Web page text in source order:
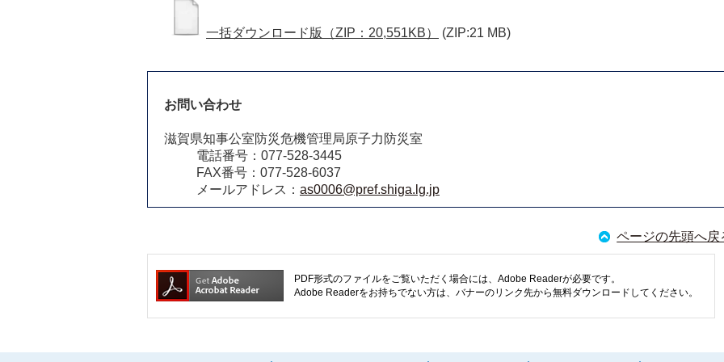
一括ダウンロード版（ZIP：20,551KB） (ZIP:21 MB)
お問い合わせ
滋賀県知事公室防災危機管理局原子力防災室
電話番号：077-528-3445
FAX番号：077-528-6037
メールアドレス： as0006@pref.shiga.lg.jp
ページの先頭へ戻
PDF形式のファイルをご覧いただく場合には、Adobe Readerが必要です。
Adobe Readerをお持ちでない方は、バナーのリンク先から無料ダウンロードしてください。